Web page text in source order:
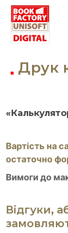
Skip
content
Друк
Вартість на
остаточно
Вимоги до
Відгуки,